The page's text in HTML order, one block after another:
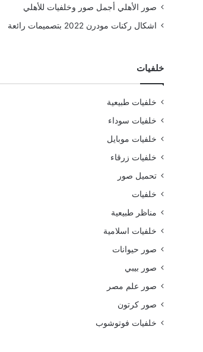
صور الأهلي أجمل صور وخلفيات للأهلي
اشكال ركنات مودرن 2022 بتصميمات رائعة
خلفيات
خلفيات طبيعية
خلفيات سوداء
خلفيات موبايل
خلفيات زرقاء
تحميل صور
خلفيات
مناظر طبيعية
خلفيات اسلامية
صور حيوانات
صور بيبي
صور علم مصر
صور كرتون
خلفيات فوتوشوب